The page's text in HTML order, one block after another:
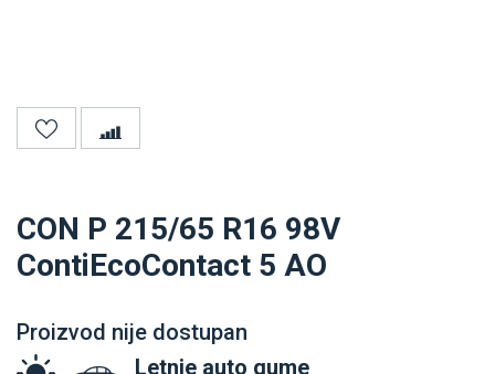
CON P 215/65 R16 98V
ContiEcoContact 5 AO
Proizvod nije dostupan
Letnje auto gume